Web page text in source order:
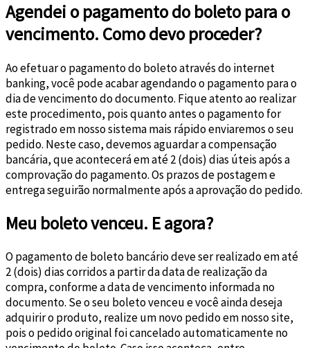
Agendei o pagamento do boleto para o
vencimento. Como devo proceder?
Ao efetuar o pagamento do boleto através do internet
banking, você pode acabar agendando o pagamento para o
dia de vencimento do documento. Fique atento ao realizar
este procedimento, pois quanto antes o pagamento for
registrado em nosso sistema mais rápido enviaremos o seu
pedido. Neste caso, devemos aguardar a compensação
bancária, que acontecerá em até 2 (dois) dias úteis após a
comprovação do pagamento. Os prazos de postagem e
entrega seguirão normalmente após a aprovação do pedido.
Meu boleto venceu. E agora?
O pagamento de boleto bancário deve ser realizado em até
2 (dois) dias corridos a partir da data de realização da
compra, conforme a data de vencimento informada no
documento. Se o seu boleto venceu e você ainda deseja
adquirir o produto, realize um novo pedido em nosso site,
pois o pedido original foi cancelado automaticamente no